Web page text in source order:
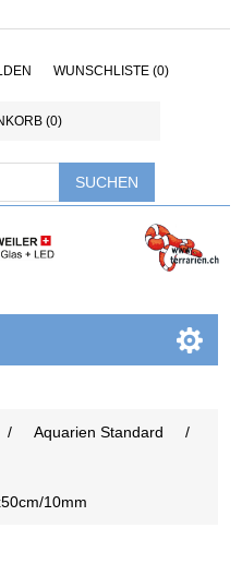
WUNSCHLISTE (0)
(0)
/ Aquarien Standard
/
10mm